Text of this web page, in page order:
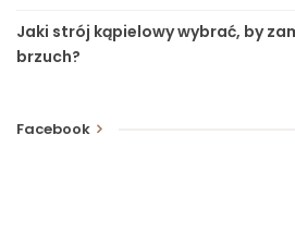
Jaki strój kąpielowy wybrać, by
brzuch?
Facebook